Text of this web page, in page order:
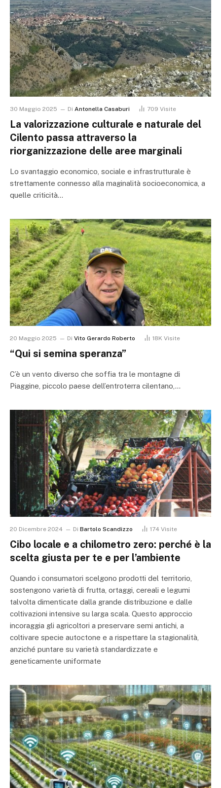
30 Maggio 2025 Di Antonella Casaburi 709 Visite
La valorizzazione culturale e naturale del
Cilento passa attraverso la
riorganizzazione delle aree marginali
Lo svantaggio economico, sociale e infrastrutturale è
strettamente connesso alla maginalità socioeconomica, a
quelle criticità…
20 Maggio 2025 Di Vito Gerardo Roberto 18K Visite
“Qui si semina speranza”
C’è un vento diverso che soffia tra le montagne di
Piaggine, piccolo paese dell’entroterra cilentano,…
20 Dicembre 2024 Di Bartolo Scandizzo 174 Visite
Cibo locale e a chilometro zero: perché è la
scelta giusta per te e per l’ambiente
Quando i consumatori scelgono prodotti del territorio,
sostengono varietà di frutta, ortaggi, cereali e legumi
talvolta dimenticate dalla grande distribuzione e dalle
coltivazioni intensive su larga scala. Questo approccio
incoraggia gli agricoltori a preservare semi antichi, a
coltivare specie autoctone e a rispettare la stagionalità,
anziché puntare su varietà standardizzate e
geneticamente uniformate